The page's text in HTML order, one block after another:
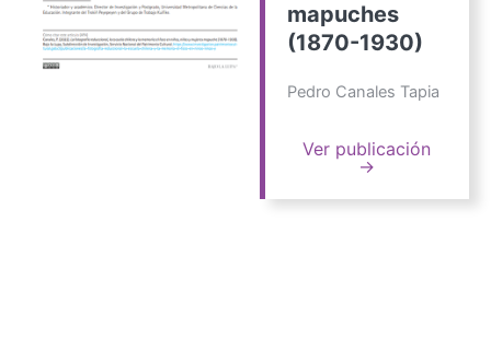
mapuches
(1870-1930)
Pedro Canales Tapia
Ver publicación
→